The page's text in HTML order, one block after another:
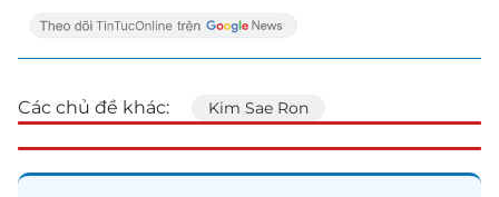
Các chủ đề khác: Kim Sae Ron